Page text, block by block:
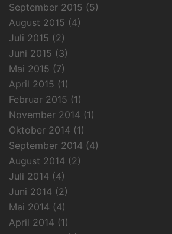
September 2015 (5)
August 2015 (4)
Juli 2015 (2)
Juni 2015 (3)
Mai 2015 (7)
April 2015 (1)
Februar 2015 (1)
November 2014 (1)
Oktober 2014 (1)
September 2014 (4)
August 2014 (2)
Juli 2014 (4)
Juni 2014 (2)
Mai 2014 (4)
April 2014 (1)